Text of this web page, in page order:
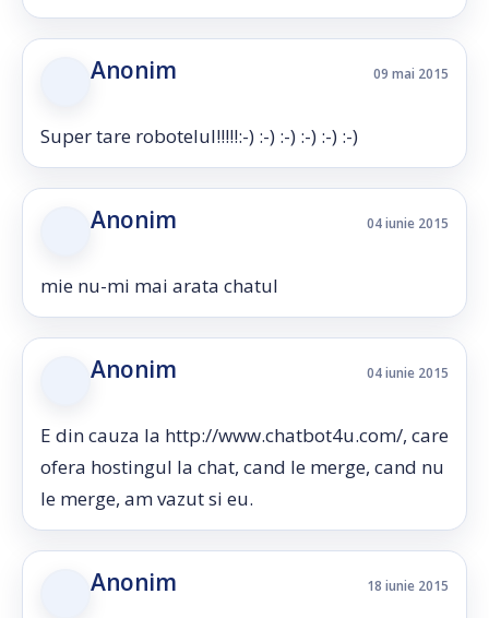
Anonim 09 mai 2015
Super tare robotelul!!!!!:-) :-) :-) :-) :-) :-)
Anonim 04 iunie 2015
mie nu-mi mai arata chatul
Anonim 04 iunie 2015
E din cauza la http://www.chatbot4u.com/, care
ofera hostingul la chat, cand le merge, cand nu
le merge, am vazut si eu.
Anonim 18 iunie 2015